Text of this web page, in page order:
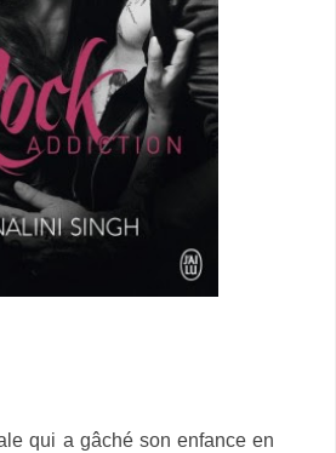
qui a gâché son enfance en